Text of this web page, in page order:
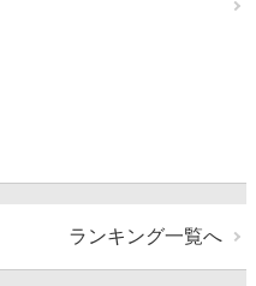
ランキング一覧へ